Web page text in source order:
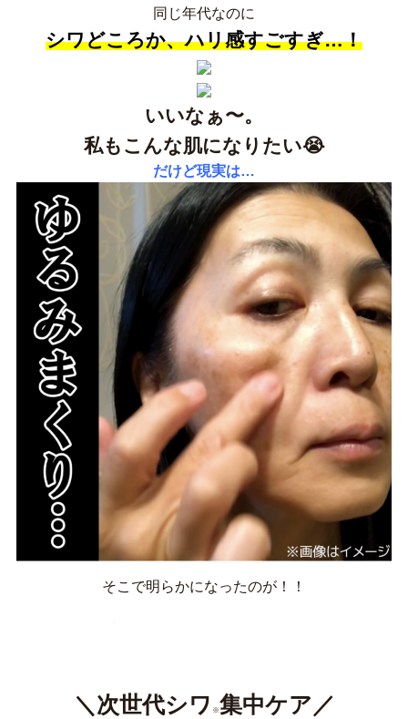
同じ年代なのに
シワどころか、ハリ感すごすぎ…！
いいなぁ〜。
私もこんな肌になりたい😭
だけど現実は…
そこで明らかになったのが！！
＼次世代シワ ※集中ケア／